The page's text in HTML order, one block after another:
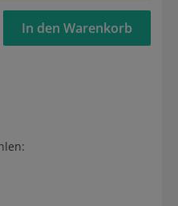
In den Warenkorb